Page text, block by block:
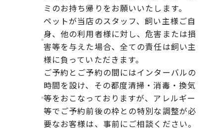
ミのお持ち帰りをお願いいたします。
ペットが当店のスタッフ、飼い主様ご自
身、他の利用者様に対し、危害または損
害等を与えた場合、全ての責任は飼い主
様に負っていただきます。
ご予約とご予約の間にはインターバルの
時間を設け、その都度清掃・消毒・換気
等をおこなっておりますが、アレルギー
等でご予約前後の枠との特別な調整が必
要なお客様は、事前にご相談ください。